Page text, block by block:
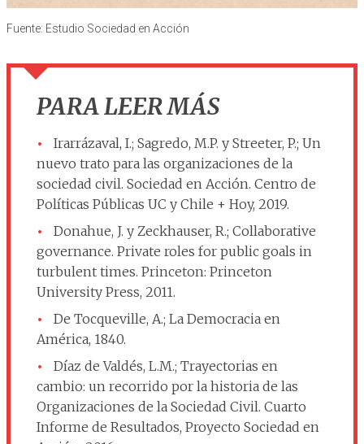
Fuente: Estudio Sociedad en Acción
PARA LEER MÁS
Irarrázaval, I.; Sagredo, M.P. y Streeter, P.; Un
nuevo trato para las organizaciones de la
sociedad civil. Sociedad en Acción. Centro de
Políticas Públicas UC y Chile + Hoy, 2019.
Donahue, J. y Zeckhauser, R.; Collaborative
governance. Private roles for public goals in
turbulent times. Princeton: Princeton
University Press, 2011.
De Tocqueville, A.; La Democracia en
América, 1840.
Díaz de Valdés, L.M.; Trayectorias en
cambio: un recorrido por la historia de las
Organizaciones de la Sociedad Civil. Cuarto
Informe de Resultados, Proyecto Sociedad en